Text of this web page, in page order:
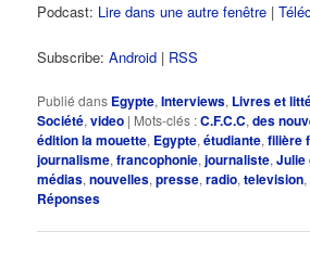
Podcast: Lire dans une autre fenêtre |
Subscribe:Android | RSS
Publié dans Egypte,Interviews, Livres et
Société,video | Mots-clés :C.F.C.C,des
édition la mouette, Egypte,étudiante,filière
journalisme,francophonie,journaliste,Julie
médias,nouvelles,presse,radio,television,
Réponses